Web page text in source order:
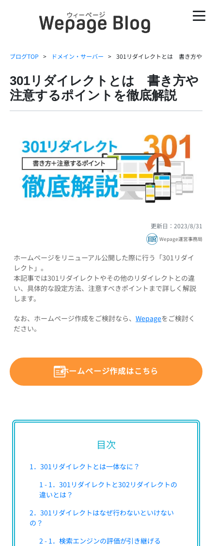
ブログTOP ドメイン・サーバー 301リダイレクトとは 書き方や注意
301リダイレクトとは 書き方や
注意するポイントを徹底解説
更新日：2023/8/31
Wepage運営事務局
ホームページをリニューアル公開した際に行う「301リダイ
レクト」。
本記事では301リダイレクトやその他のリダイレクトとの違
い、具体的な設定方法、注意すべきポイントまで詳しく解説
します。
なお、ホームページ作成をご検討なら、 Wepageをご検討く
ださい。
ホームページ作成はこちら
目次
1．301リダイレクトとは一体なに？
1 - 1．301リダイレクトと302リダイレクトの
違いとは？
2．301リダイレクトはなぜ行わないといけない
の？
2 - 1．検索エンジンの評価が引き継げる